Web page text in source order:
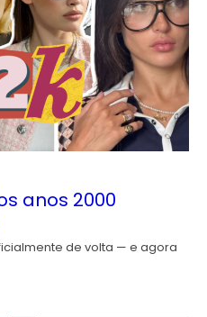
anos 2000
de volta — e agora